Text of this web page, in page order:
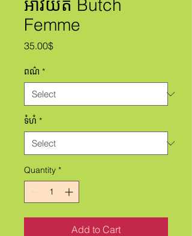
អាវយឺត Butch
Femme
35.00$Price
ពណ៌ *
ទំហំ *
Quantity *
Add to Cart